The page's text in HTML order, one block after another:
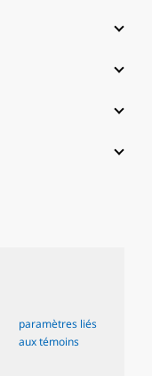
paramètres liés
aux témoins